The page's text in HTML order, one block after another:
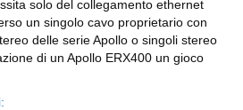
solo del collegamento ethernet
un singolo cavo proprietario con
delle serie Apollo o singoli stereo
di un Apollo ERX400 un gioco